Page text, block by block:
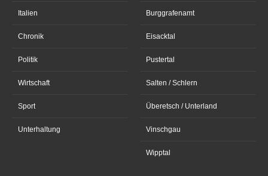
Italien
Chronik
Politik
Wirtschaft
Sport
Unterhaltung
Burggrafenamt
Eisacktal
Pustertal
Salten / Schlern
Überetsch / Unterland
Vinschgau
Wipptal